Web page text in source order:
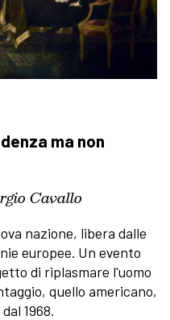
ma non
Cavallo
nazione, libera dalle
europee. Un evento
di riplasmare l'uomo
quello americano,
1968.